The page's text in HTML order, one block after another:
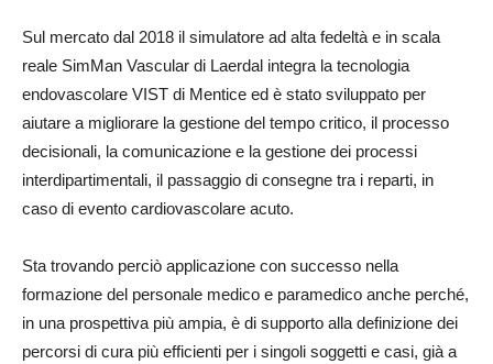
Sul mercato dal 2018 il simulatore ad alta fedeltà e in scala
reale SimMan Vascular di Laerdal integra la tecnologia
endovascolare VIST di Mentice ed è stato sviluppato per
aiutare a migliorare la gestione del tempo critico, il processo
decisionali, la comunicazione e la gestione dei processi
interdipartimentali, il passaggio di consegne tra i reparti, in
caso di evento cardiovascolare acuto.
Sta trovando perciò applicazione con successo nella
formazione del personale medico e paramedico anche perché,
in una prospettiva più ampia, è di supporto alla definizione dei
percorsi di cura più efficienti per i singoli soggetti e casi, già a